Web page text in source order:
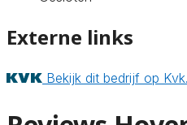
Externe links
Bekijk dit bedrijf op